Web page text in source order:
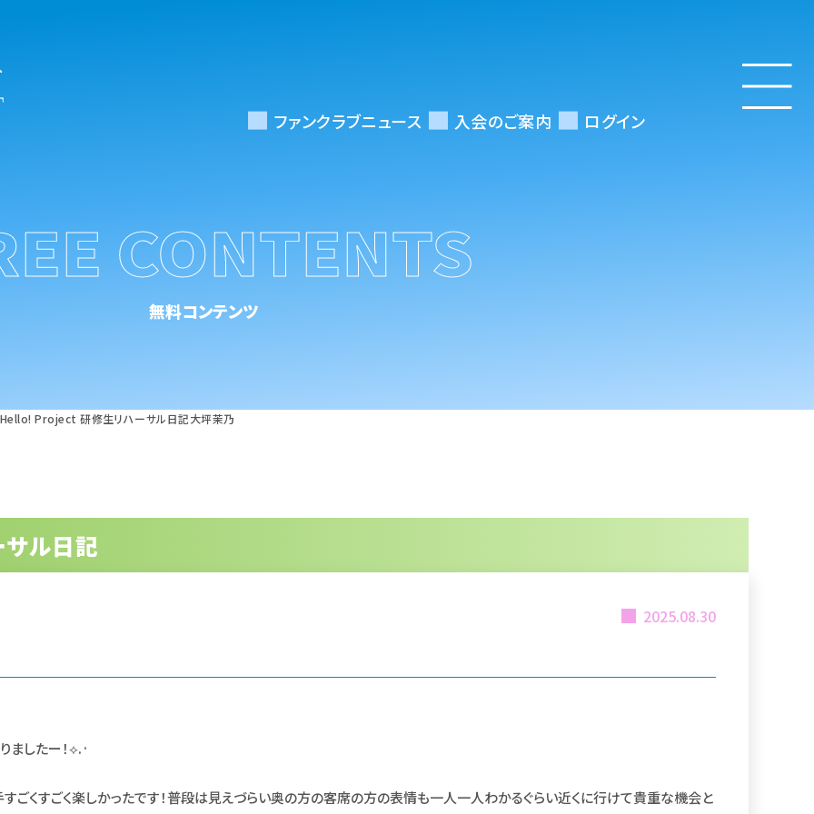
ファンクラブニュース 入会のご案内 ログイン
CONTENTS
無料コンテンツ
Hello! Project 研修生リハーサル日記大坪茉乃
ル日記
2025.08.30
ましたー！⟡.·
ごくすごく楽しかったです！普段は見えづらい奥の方の客席の方の表情も一人一人わかるぐらい近くに行けて貴重な機会と